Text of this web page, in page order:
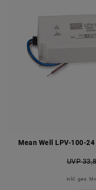
Mean Well LPV-100-
UVP
inkl. ges.